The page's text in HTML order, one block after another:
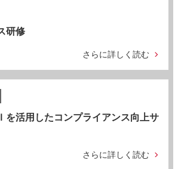
研修
さらに詳しく読む
を活用したコンプライアンス向上サ
さらに詳しく読む